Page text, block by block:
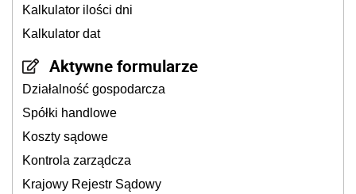
Kalkulator ilości dni
Kalkulator dat
Aktywne formularze
Działalność gospodarcza
Spółki handlowe
Koszty sądowe
Kontrola zarządcza
Krajowy Rejestr Sądowy